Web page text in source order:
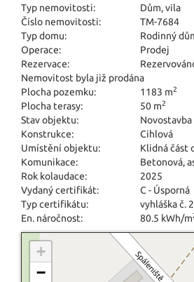
Typ nemovitosti:
Dům, vila
Číslo nemovitosti:
TM-7684
Typ domu:
Rodinný
Operace:
Prodej
Rezervace:
Nemovitost byla již prodána
Plocha pozemku:
1183 m2
Plocha terasy: 50 m2
Stav objektu:
Novostavba
Konstrukce:
Cihlová
Umístění objektu:
Klidná část
Komunikace:
Betonová,
Rok kolaudace:
2025
Vydaný certifikát:
C - Úsporná
Typ certifikátu:
vyhláška č.
En. náročnost:
80.5 kWh/m
+
−